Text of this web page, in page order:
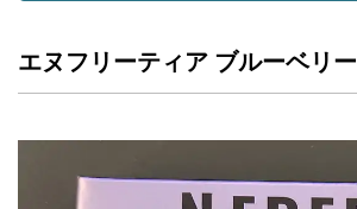
エヌフリーティア ブルーベリー